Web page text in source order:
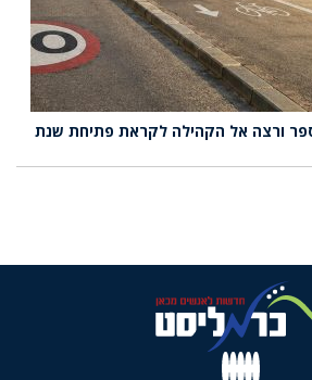
ורצה אל הקהילה לקראת פתיחת שנת